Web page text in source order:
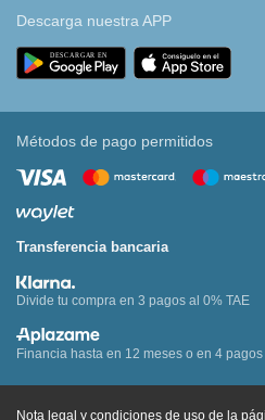
Descarga nuestra APP
Métodos de pago permitidos
Transferencia bancaria
Divide tu compra en 3 pagos al 0% TAE
Financia hasta en 12 meses o en 4
Nota legal y condiciones de uso de la